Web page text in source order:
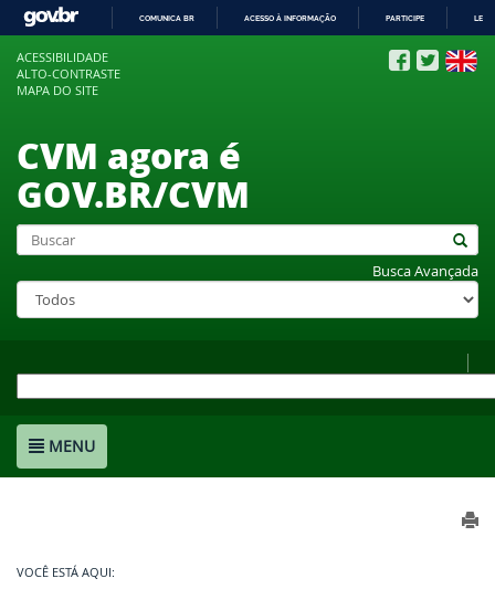
COMUNICA BR ACESSO À INFORMAÇÃO PARTICIPE
ACESSIBILIDADE
ALTO-CONTRASTE
MAPA DO SITE
CVM agora é
GOV.BR/CVM
Busca Avançada
MENU
VOCÊ ESTÁ AQUI: